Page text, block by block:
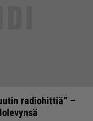
radiohittiä” –